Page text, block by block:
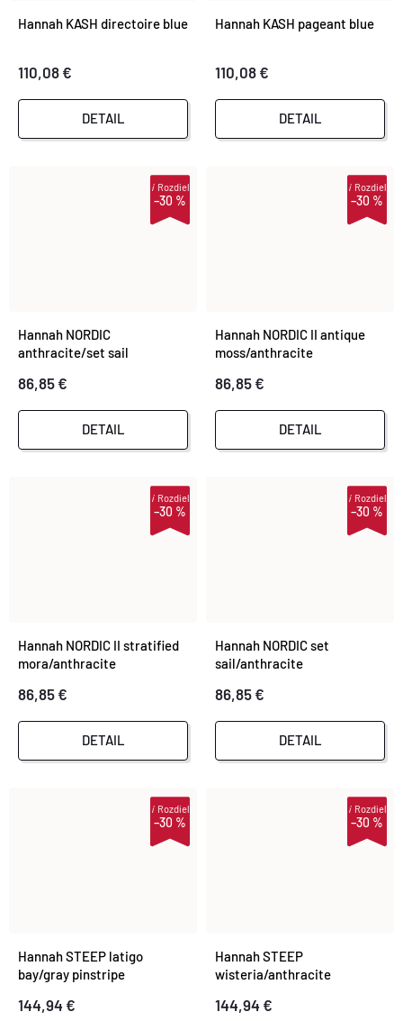
Hannah KASH directoire blue
110,08 €
DETAIL
Hannah KASH pageant blue
110,08 €
DETAIL
–30 %
iRozdiel
Hannah NORDIC
anthracite/set sail
86,85 €
DETAIL
–30 %
iRozdiel
Hannah NORDIC II antique
moss/anthracite
86,85 €
DETAIL
–30 %
iRozdiel
Hannah NORDIC II stratified
mora/anthracite
86,85 €
DETAIL
–30 %
iRozdiel
Hannah NORDIC set
sail/anthracite
86,85 €
DETAIL
–30 %
iRozdiel
Hannah STEEP latigo
bay/gray pinstripe
144,94 €
–30 %
iRozdiel
Hannah STEEP
wisteria/anthracite
144,94 €